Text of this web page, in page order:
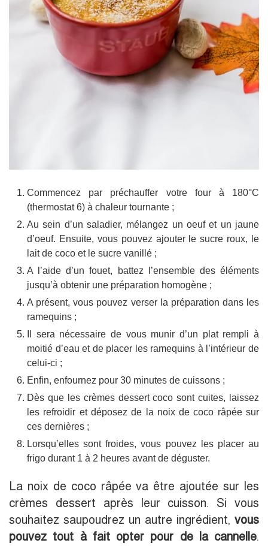
Commencez par préchauffer votre four à 180°C
(thermostat 6) à chaleur tournante ;
Au sein d’un saladier, mélangez un oeuf et un jaune
d’oeuf. Ensuite, vous pouvez ajouter le sucre roux, le
lait de coco et le sucre vanillé ;
A l’aide d’un fouet, battez l’ensemble des éléments
jusqu’à obtenir une préparation homogène ;
A présent, vous pouvez verser la préparation dans les
ramequins ;
Il sera nécessaire de vous munir d’un plat rempli à
moitié d’eau et de placer les ramequins à l’intérieur de
celui-ci ;
Enfin, enfournez pour 30 minutes de cuissons ;
Dès que les crèmes dessert coco sont cuites, laissez
les refroidir et déposez de la noix de coco râpée sur
ces dernières ;
Lorsqu’elles sont froides, vous pouvez les placer au
frigo durant 1 à 2 heures avant de déguster.
La noix de coco râpée va être ajoutée sur les
crèmes dessert après leur cuisson. Si vous
souhaitez saupoudrez un autre ingrédient, vous
pouvez tout à fait opter pour de la cannelle.